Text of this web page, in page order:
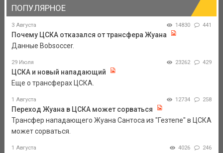
ПОПУЛЯРНОЕ
3 Августа 14830 441
Почему ЦСКА отказался от трансфера Жуана
Данные Bobsoccer.
29 Июля 23262 429
ЦСКА и новый нападающий
Еще о трансферах ЦСКА.
1 Августа 12734 258
Переход Жуана в ЦСКА может сорваться
Трансфер нападающего Жуана Сантоса из "Гезтепе" в ЦСКА
может сорваться.
1 Августа 4026 246